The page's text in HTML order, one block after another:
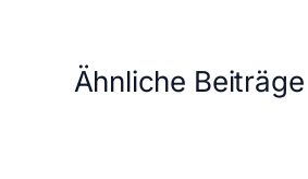
Ähnliche Beiträge